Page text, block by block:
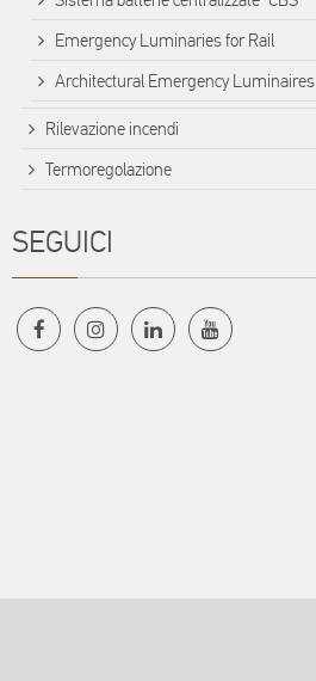
Emergency Luminaries for Rail
Architectural Emergency Luminaires
Rilevazione incendi
Termoregolazione
SEGUICI